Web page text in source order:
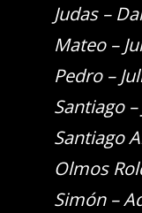
Judas –
Mateo –
Pedro –
Santiago –
Santiago
Olmos
Simón –